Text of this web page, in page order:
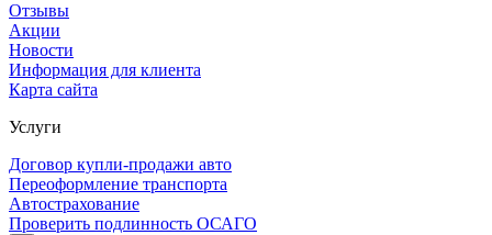
Отзывы
Акции
Новости
Информация для клиента
Карта сайта
Услуги
Договор купли-продажи авто
Переоформление транспорта
Автострахование
Проверить подлинность ОСАГО